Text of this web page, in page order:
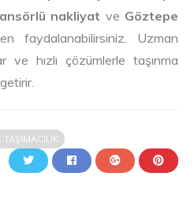
nakliyat ve Göztepe
faydalanabilirsiniz. Uzman
ve hızlı çözümlerle taşınma
TAŞIMACILIK